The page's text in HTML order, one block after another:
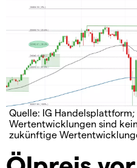
Quelle: IG
Wertentwicklungen sind
zukünftige